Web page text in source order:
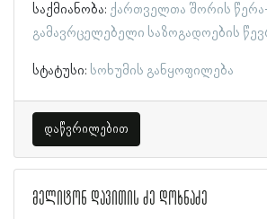
საქმიანობა: ქართველთა შორის
გამავრცელებელი საზოგადოების
სტატუსი: სოხუმის განყოფილება
დაწვრილებით
მელიტონ დავითის ძე დოხნაძე